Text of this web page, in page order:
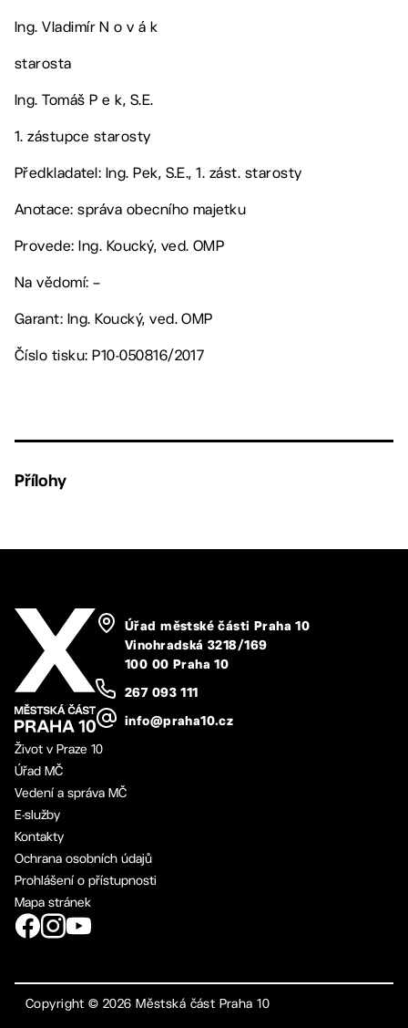
Ing. Vladimír N o v á k
starosta
Ing. Tomáš P e k, S.E.
1. zástupce starosty
Předkladatel: Ing. Pek, S.E., 1. zást. starosty
Anotace: správa obecního majetku
Provede: Ing. Koucký, ved. OMP
Na vědomí: –
Garant: Ing. Koucký, ved. OMP
Číslo tisku: P10-050816/2017
Přílohy
Úřad městské části Praha 10
Vinohradská 3218/169
100 00 Praha 10
267 093 111
info@praha10.cz
Život v Praze 10
Úřad MČ
Vedení a správa MČ
E-služby
Kontakty
Ochrana osobních údajů
Prohlášení o přístupnosti
Mapa stránek
Copyright ©2026 Městská část Praha 10